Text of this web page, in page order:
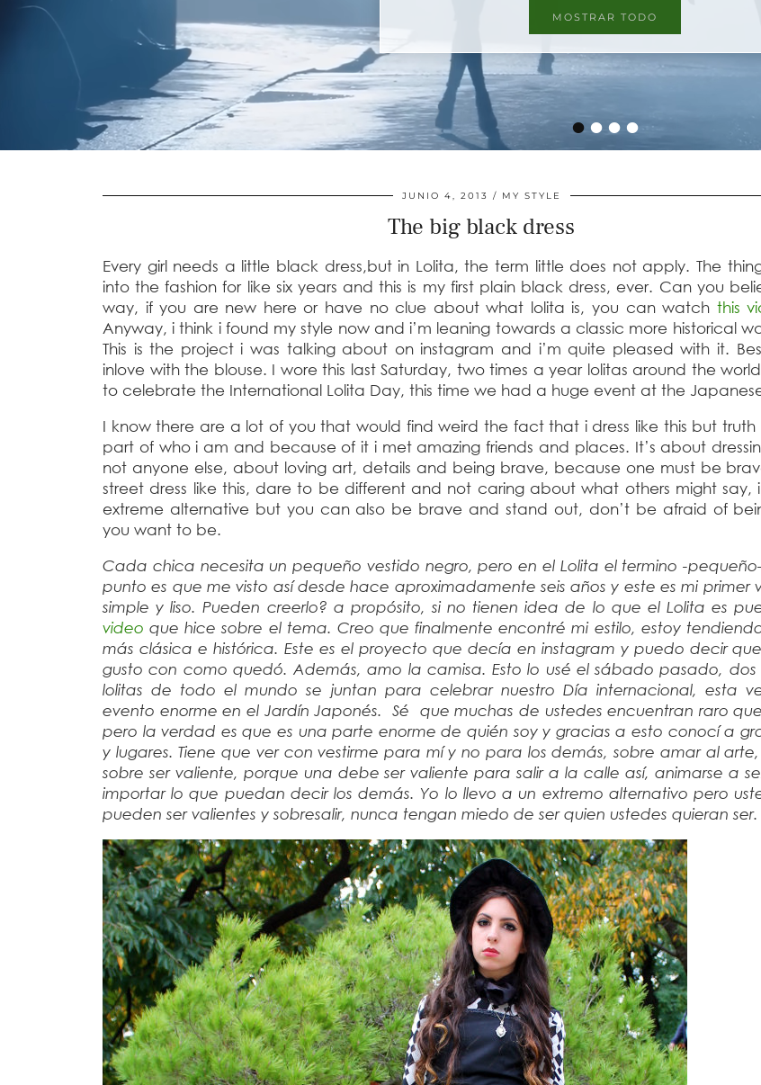
••••
MOSTRAR TODO
MOSTRAR TODO
JUNIO 4, 2013 MY STYLE
The big black dress
Every girl needs a little black dress,but in Lolita, the term little does not apply. The
into the fashion for like six years and this is my first plain black dress, ever. Can you
way, if you are new here or have no clue about what lolita is, you can watch this
Anyway, i think i found my style now and i’m leaning towards a classic more historical
This is the project i was talking about on instagram and i’m quite pleased with it.
inlove with the blouse. I wore this last Saturday, two times a year lolitas around the
to celebrate the International Lolita Day, this time we had a huge event at the
I know there are a lot of you that would find weird the fact that i dress like this but truth
part of who i am and because of it i met amazing friends and places. It’s about
not anyone else, about loving art, details and being brave, because one must be
street dress like this, dare to be different and not caring about what others might
extreme alternative but you can also be brave and stand out, don’t be afraid of
you want to be.
Cada chica necesita un pequeño vestido negro, pero en el Lolita el termino -
punto es que me visto así desde hace aproximadamente seis años y este es mi primer
simple y liso. Pueden creerlo? a propósito, si no tienen idea de lo que el Lolita es
video que hice sobre el tema. Creo que finalmente encontré mi estilo, estoy
más clásica e histórica. Este es el proyecto que decía en instagram y puedo decir
gusto con como quedó. Además, amo la camisa. Esto lo usé el sábado pasado,
lolitas de todo el mundo se juntan para celebrar nuestro Día internacional, esta
evento enorme en el Jardín Japonés. Sé que muchas de ustedes encuentran raro
pero la verdad es que es una parte enorme de quién soy y gracias a esto conocí a
y lugares. Tiene que ver con vestirme para mí y no para los demás, sobre amar al
sobre ser valiente, porque una debe ser valiente para salir a la calle así, animarse a
importar lo que puedan decir los demás. Yo lo llevo a un extremo alternativo pero
pueden ser valientes y sobresalir, nunca tengan miedo de ser quien ustedes quieran ser.